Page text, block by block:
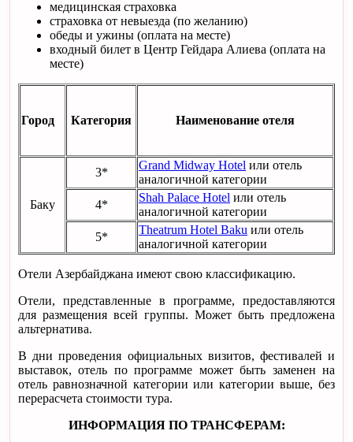
медицинская страховка
страховка от невыезда (по желанию)
обеды и ужины (оплата на месте)
входный билет в Центр Гейдара Алиева (оплата на
месте)
Город Категория Наименование отеля
Баку
3*
Grand Midway Hotel или отель
аналогичной категории
4*
Shah Palace Hotel или отель
аналогичной категории
5*
Theatrum Hotel Baku или отель
аналогичной категории
Отели Азербайджана имеют свою классификацию.
Отели, представленные в программе, предоставляются
для размещения всей группы. Может быть предложена
альтернатива.
В дни проведения официальных визитов, фестивалей и
выставок, отель по программе может быть заменен на
отель равнозначной категории или категории выше, без
перерасчета стоимости тура.
ИНФОРМАЦИЯ ПО ТРАНСФЕРАМ: